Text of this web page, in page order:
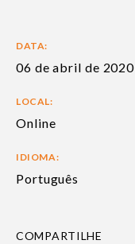
DATA:
06 de abril de 2020
LOCAL:
Online
IDIOMA:
Português
COMPARTILHE